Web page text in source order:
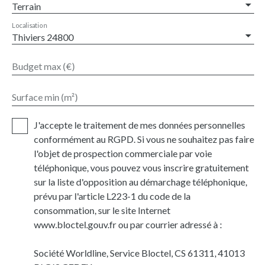
Terrain
Thiviers 24800
Localisation
Budget max (€)
Surface min (m²)
J'accepte le traitement de mes données personnelles
conformément au RGPD. Si vous ne souhaitez pas faire
l'objet de prospection commerciale par voie
téléphonique, vous pouvez vous inscrire gratuitement
sur la liste d'opposition au démarchage téléphonique,
prévu par l'article L223-1 du code de la
consommation, sur le site Internet
www.bloctel.gouv.fr ou par courrier adressé à :
Société Worldline, Service Bloctel, CS 61311, 41013